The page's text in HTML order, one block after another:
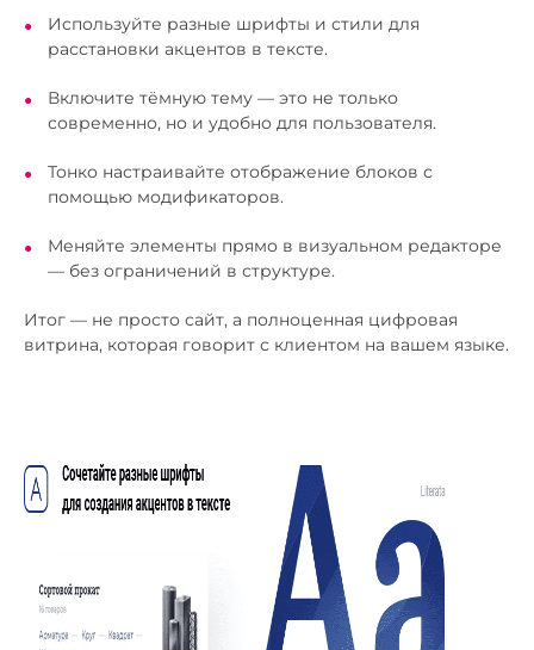
Используйте разные шрифты и стили для
расстановки акцентов в тексте.
Включите тёмную тему — это не только
современно, но и удобно для пользователя.
Тонко настраивайте отображение блоков с
помощью модификаторов.
Меняйте элементы прямо в визуальном редакторе
— без ограничений в структуре.
Итог — не просто сайт, а полноценная цифровая
витрина, которая говорит с клиентом на вашем языке.